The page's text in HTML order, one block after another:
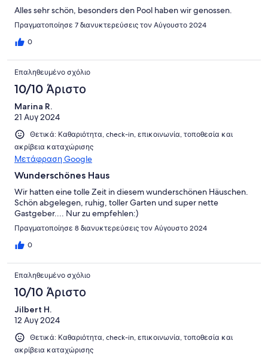
Alles sehr schön, besonders den Pool haben wir genossen.
Πραγματοποίησε 7 διανυκτερεύσεις τον Αύγουστο 2024
0
Επαληθευμένο σχόλιο
10/10 Άριστο
Marina R.
21 Αυγ 2024
Θετικά: Καθαριότητα, check-in, επικοινωνία, τοποθεσία και
ακρίβεια καταχώρισης
Μετάφραση Google
Wunderschönes Haus
Wir hatten eine tolle Zeit in diesem wunderschönen Häuschen.
Schön abgelegen, ruhig, toller Garten und super nette
Gastgeber.... Nur zu empfehlen:)
Πραγματοποίησε 8 διανυκτερεύσεις τον Αύγουστο 2024
0
Επαληθευμένο σχόλιο
10/10 Άριστο
Jilbert H.
12 Αυγ 2024
Θετικά: Καθαριότητα, check-in, επικοινωνία, τοποθεσία και
ακρίβεια καταχώρισης